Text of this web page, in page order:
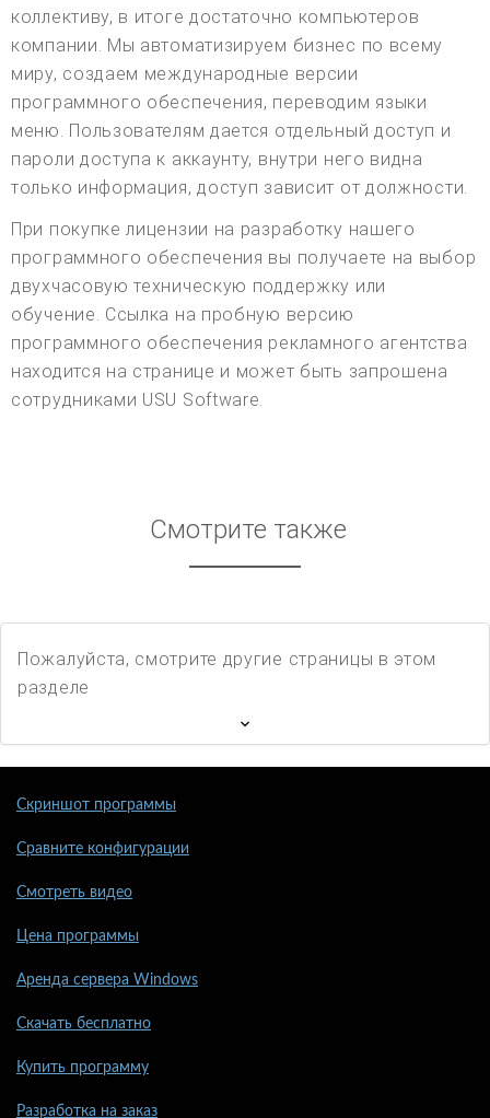
коллективу, в итоге достаточно компьютеров
компании. Мы автоматизируем бизнес по всему
миру, создаем международные версии
программного обеспечения, переводим языки
меню. Пользователям дается отдельный доступ и
пароли доступа к аккаунту, внутри него видна
только информация, доступ зависит от должности.
При покупке лицензии на разработку нашего
программного обеспечения вы получаете на выбор
двухчасовую техническую поддержку или
обучение. Ссылка на пробную версию
программного обеспечения рекламного агентства
находится на странице и может быть запрошена
сотрудниками USU Software.
Смотрите также
Пожалуйста, смотрите другие страницы в этом
разделе
Скриншот программы
Сравните конфигурации
Смотреть видео
Цена программы
Аренда сервера Windows
Скачать бесплатно
Купить программу
Разработка на заказ